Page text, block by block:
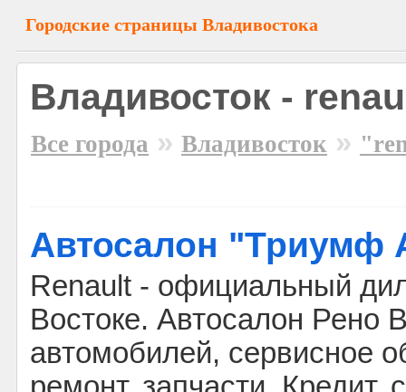
Городские страницы Владивостока
Владивосток -
Все города » Владивосток »
Автосалон "Триумф
Renault - официальный
Востоке. Автосалон Рено
автомобилей, сервисное